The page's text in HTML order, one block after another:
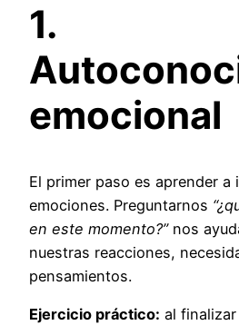
1.
emocional
El primer paso es aprender
emociones. Preguntarnos
en este momento?”nos
nuestras reacciones,
pensamientos.
Ejercicio práctico: al